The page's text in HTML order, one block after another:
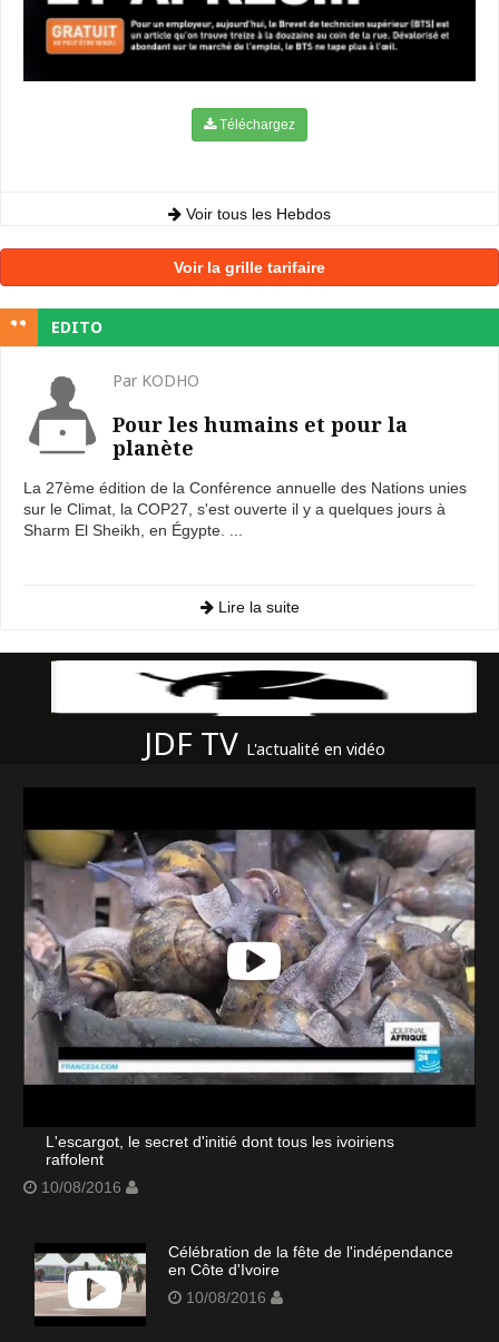
Téléchargez
Voir tous les Hebdos
Voir la grille tarifaire
EDITO
Par KODHO
Pour les humains et pour la
planète
La 27ème édition de la Conférence annuelle des Nations unies
sur le Climat, la COP27, s'est ouverte il y a quelques jours à
Sharm El Sheikh, en Égypte. ...
Lire la suite
JDF TV L'actualité en vidéo
L'escargot, le secret d'initié dont tous les ivoiriens
raffolent
10/08/2016
Célébration de la fête de l'indépendance
en Côte d'Ivoire
10/08/2016